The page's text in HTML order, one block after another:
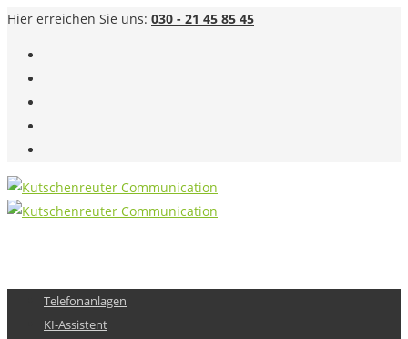
Hier erreichen Sie uns: 030 - 21 45 85 45
Telefonanlagen
KI-Assistent